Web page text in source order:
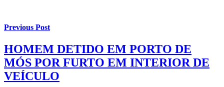
Previous Post
HOMEM DETIDO EM PORTO DE
MÓS POR FURTO EM INTERIOR DE
VEÍCULO